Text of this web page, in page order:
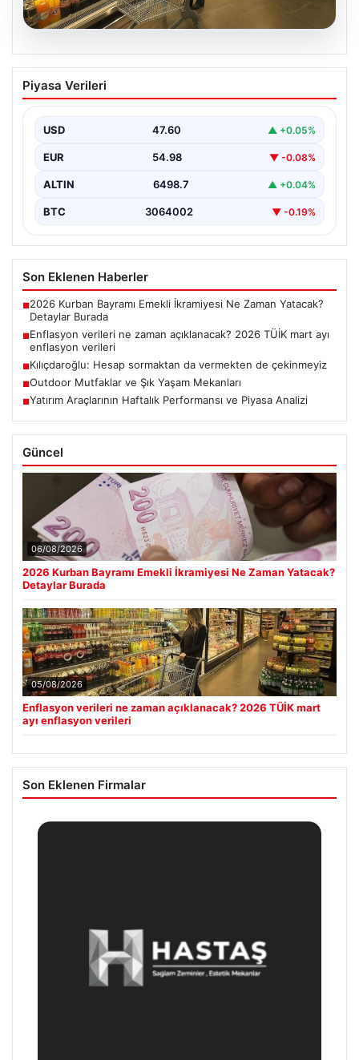
05.08.2026
Enflasyon verileri ne zaman
açıklanacak? 2026 TÜİK mart ayı
Piyasa Verileri
USD 47.60 ▲ +0.05%
EUR 54.98 ▼ -0.08%
ALTIN 6498.7 ▲ +0.04%
BTC 3064002 ▼ -0.19%
Son Eklenen Haberler
■2026 Kurban Bayramı Emekli İkramiyesi Ne Zaman Yatacak?
Detaylar Burada
■Enflasyon verileri ne zaman açıklanacak? 2026 TÜİK mart ayı
enflasyon verileri
■Kılıçdaroğlu: Hesap sormaktan da vermekten de çekinmeyiz
■Outdoor Mutfaklar ve Şık Yaşam Mekanları
■Yatırım Araçlarının Haftalık Performansı ve Piyasa Analizi
Güncel
06/08/2026
2026 Kurban Bayramı Emekli İkramiyesi Ne Zaman Yatacak?
Detaylar Burada
05/08/2026
Enflasyon verileri ne zaman açıklanacak? 2026 TÜİK mart
ayı enflasyon verileri
Son Eklenen Firmalar